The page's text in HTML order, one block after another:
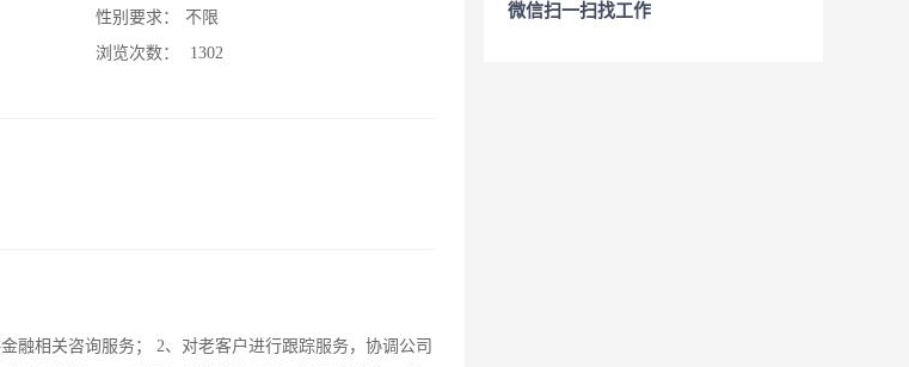
性别要求：
不限
浏览次数：
1302
融相关咨询服务； 2、对老客户进行跟踪服务，协调公司
微信扫一扫找工作